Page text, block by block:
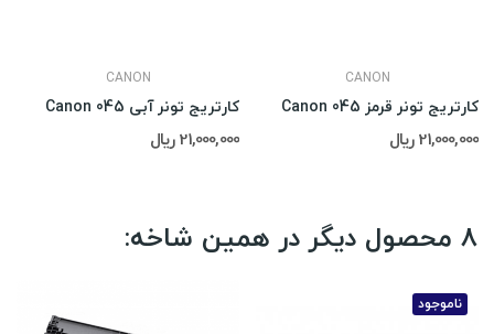
CANON
کارتریج تونر آبی Canon 045
21,000,000 ریال
CANON
کارتریج تونر قرمز Canon 045
21,000,000 ریال
8 محصول دیگر در همین شاخه:
ناموجود